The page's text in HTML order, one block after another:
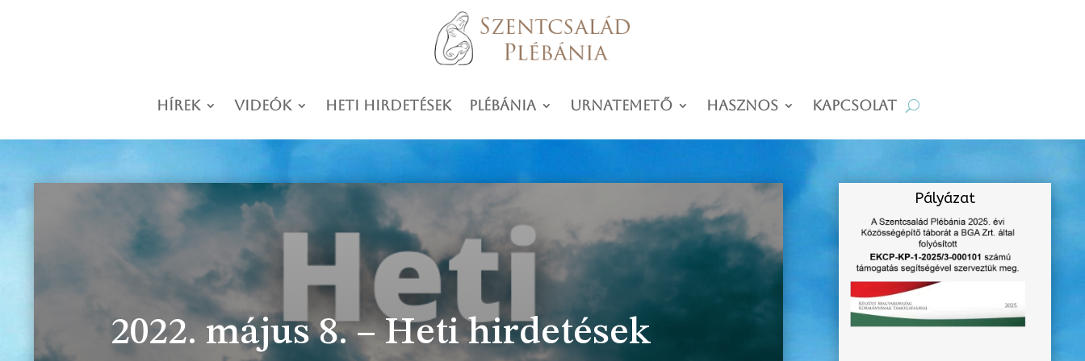
Hírek Videók Heti hirdetések Plébánia Urnatemető Hasznos Kapcsolat
2022. május 8. – Heti hirdetések
Pályázat